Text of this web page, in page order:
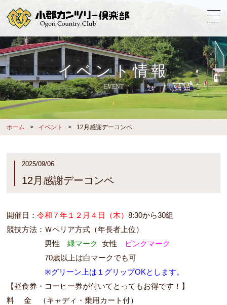
イベント情報
EVENT
ホーム イベント 12月感謝デーコンペ
2025/09/06
12月感謝デーコンペ
開催日：令和７年１２月４日（木）8:30から30組
競技方法：Ｗペリア方式（年長者上位）
男性緑マーク 女性 ピンクマーク
１１１１１70歳以上は白マークでも可
※グリーン上は１グリップOKとします。
【昼食券・コーヒー券が付いてとってもお得です！】
料 金 （キャディ・乗用カート付）